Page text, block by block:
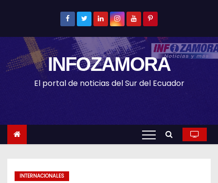
t
e
INFOZAMORA
El portal de noticias del Sur del Ecuador
INTERNACIONALES